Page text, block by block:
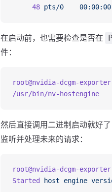
     48
pts/0
    00:00:00
在启动前，也需要检查是否在
件：
root@nvidia-dcgm-
/usr/bin/nv-hostengine
然后直接调用二进制启动就好
监听并处理未来的请求：
root@nvidia-dcgm-
Started
host engine